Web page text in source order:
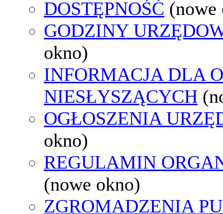
DOSTĘPNOŚĆ (nowe
GODZINY
okno)
INFORMACJA DLA
NIESŁYSZĄCYCH
OGŁOSZENIA
okno)
REGULAMIN
(nowe okno)
ZGROMADZENIA